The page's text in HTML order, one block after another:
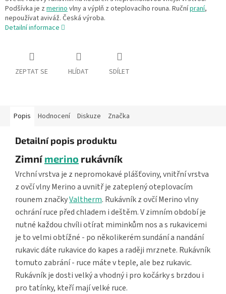
Podšívka je z merinovlny a výplň z oteplovacího rouna. Ručnípraní,
nepoužívat aviváž. Česká výroba.
Detailní informace
ZEPTAT SE HLÍDAT SDÍLET
Popis Hodnocení Diskuze Značka
Detailní popis produktu
Zimní merino rukávník
Vrchní vrstva je z nepromokavé plášťoviny, vnitřní vrstva
z ovčí vlny Merino a uvnitř je zateplený oteplovacím
rounem značkyValtherm. Rukávník z ovčí Merino vlny
ochrání ruce před chladem i deštěm. V zimním období je
nutné každou chvíli otírat miminkům nos a s rukavicemi
je to velmi obtížné - po několikerém sundání a nandání
rukavic dáte rukavice do kapes a raději mrznete. Rukávník
tomuto zabrání - ruce máte v teple, ale bez rukavic.
Rukávník je dosti velký a vhodný i pro kočárky s brzdou i
pro tatínky, kteří mají velké ruce.